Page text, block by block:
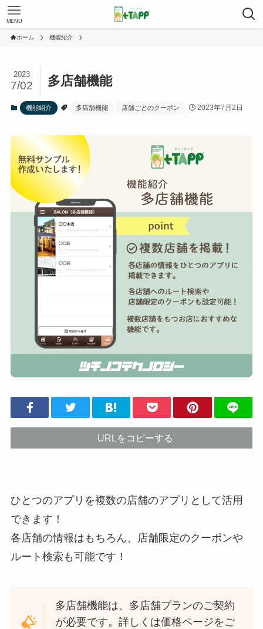
MENU
ホーム 機能紹介
多店舗機能
2023
7/02
機能紹介 多店舗機能 店舗ごとのクーポン 2023年7月2日
URLをコピーする
ひとつのアプリを複数の店舗のアプリとして活用
できます！
各店舗の情報はもちろん、店舗限定のクーポンや
ルート検索も可能です！
多店舗機能は、多店舗プランのご契約
が必要です。詳しくは価格ページをご